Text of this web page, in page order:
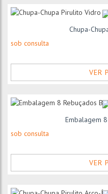
Chupa-
sob consulta
VER
Embalagem
sob consulta
VER